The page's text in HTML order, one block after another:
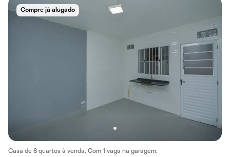
Compre já alugado
Casa de 8 quartos à venda. Com 1 vaga na garagem.